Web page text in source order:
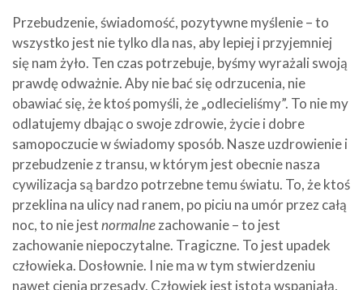
Przebudzenie, świadomość, pozytywne myślenie – to
wszystko jest nie tylko dla nas, aby lepiej i przyjemniej
się nam żyło. Ten czas potrzebuje, byśmy wyrażali swoją
prawdę odważnie. Aby nie bać się odrzucenia, nie
obawiać się, że ktoś pomyśli, że „odlecieliśmy”. To nie my
odlatujemy dbając o swoje zdrowie, życie i dobre
samopoczucie w świadomy sposób. Nasze uzdrowienie i
przebudzenie z transu, w którym jest obecnie nasza
cywilizacja są bardzo potrzebne temu światu. To, że ktoś
przeklina na ulicy nad ranem, po piciu na umór przez całą
noc, to nie jestnormalnezachowanie – to jest
zachowanie niepoczytalne. Tragiczne. To jest upadek
człowieka. Dosłownie. I nie ma w tym stwierdzeniu
nawet cienia przesady. Człowiek jest istotą wspaniałą,